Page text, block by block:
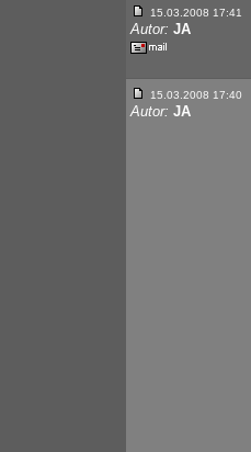
15.03.2008 17:41
Autor: JA
15.03.2008 17:40
Autor: JA